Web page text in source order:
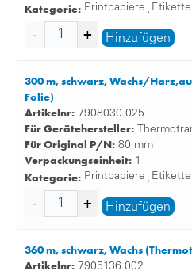
Kategorie: Printpapiere ,
Hinzufügen
300 m, schwarz, Wachs/
Folie)
Artikelnr: 7908030.025
Für Gerätehersteller:
Für Original P/N: 80 mm
Verpackungseinheit: 1
Kategorie: Printpapiere ,
Hinzufügen
360 m, schwarz, Wachs
Artikelnr: 7905136.002